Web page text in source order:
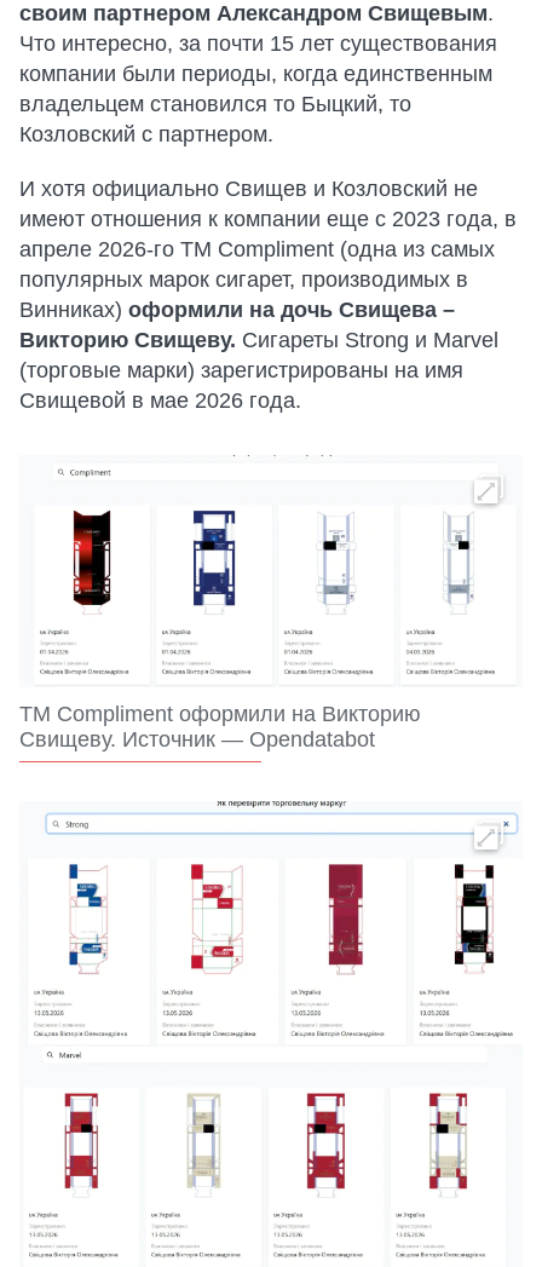
своим партнером Александром Свищевым.
Что интересно, за почти 15 лет существования
компании были периоды, когда единственным
владельцем становился то Быцкий, то
Козловский с партнером.
И хотя официально Свищев и Козловский не
имеют отношения к компании еще с 2023 года, в
апреле 2026-го ТМ Compliment (одна из самых
популярных марок сигарет, производимых в
Винниках) оформили на дочь Свищева –
Викторию Свищеву. Сигареты Strong и Marvel
(торговые марки) зарегистрированы на имя
Свищевой в мае 2026 года.
ТМ Compliment оформили на Викторию
Свищеву. Источник — Opendatabot